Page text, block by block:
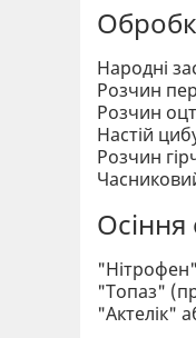
Народні
Розчин
Розчин
Настій
Розчин
"Топаз"
"Актелік"